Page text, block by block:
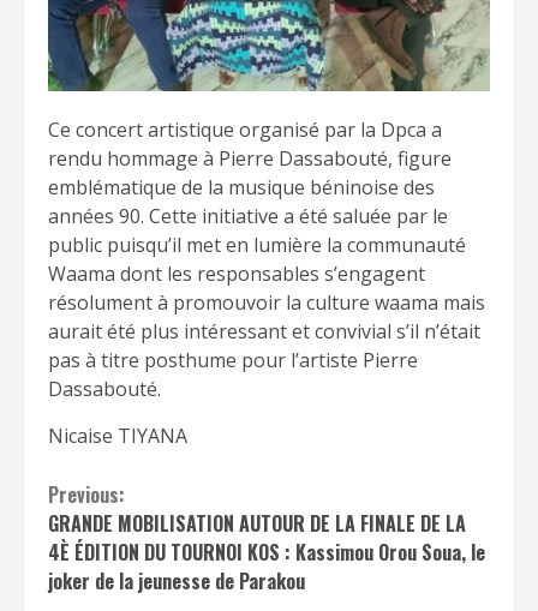
Ce concert artistique organisé par la Dpca a
rendu hommage à Pierre Dassabouté, figure
emblématique de la musique béninoise des
années 90. Cette initiative a été saluée par le
public puisqu’il met en lumière la communauté
Waama dont les responsables s’engagent
résolument à promouvoir la culture waama mais
aurait été plus intéressant et convivial s’il n’était
pas à titre posthume pour l’artiste Pierre
Dassabouté.
Nicaise TIYANA
Continue
Reading
Previous:
GRANDE MOBILISATION AUTOUR DE LA FINALE DE LA
4È ÉDITION DU TOURNOI KOS : Kassimou Orou Soua, le
joker de la jeunesse de Parakou